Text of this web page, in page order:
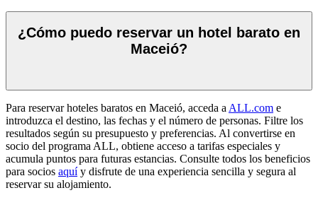
¿Cómo puedo reservar un hotel barato en
Maceió?
Para reservar hoteles baratos en Maceió, acceda a ALL.com e
introduzca el destino, las fechas y el número de personas. Filtre los
resultados según su presupuesto y preferencias. Al convertirse en
socio del programa ALL, obtiene acceso a tarifas especiales y
acumula puntos para futuras estancias. Consulte todos los beneficios
para socios aquíy disfrute de una experiencia sencilla y segura al
reservar su alojamiento.